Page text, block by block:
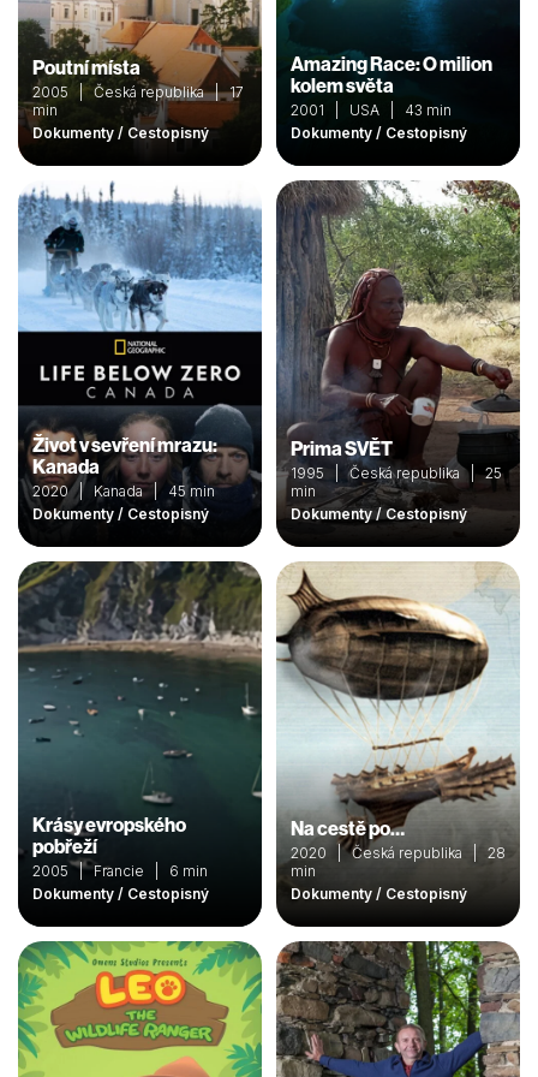
Poutní místa
2005 | Česká republika | 17
min
Dokumenty / Cestopisný
Amazing Race: O milion
kolem světa
2001 | USA | 43 min
Dokumenty / Cestopisný
Život v sevření mrazu:
Kanada
2020 | Kanada | 45 min
Dokumenty / Cestopisný
Prima SVĚT
1995 | Česká republika | 25
min
Dokumenty / Cestopisný
Krásy evropského
pobřeží
2005 | Francie | 6 min
Dokumenty / Cestopisný
Na cestě po…
2020 | Česká republika | 28
min
Dokumenty / Cestopisný